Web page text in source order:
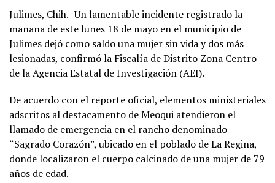
Julimes, Chih.- Un lamentable incidente registrado la
mañana de este lunes 18 de mayo en el municipio de
Julimes dejó como saldo una mujer sin vida y dos más
lesionadas, confirmó la Fiscalía de Distrito Zona Centro
de la Agencia Estatal de Investigación (AEI).
De acuerdo con el reporte oficial, elementos ministeriales
adscritos al destacamento de Meoqui atendieron el
llamado de emergencia en el rancho denominado
“Sagrado Corazón”, ubicado en el poblado de La Regina,
donde localizaron el cuerpo calcinado de una mujer de 79
años de edad.